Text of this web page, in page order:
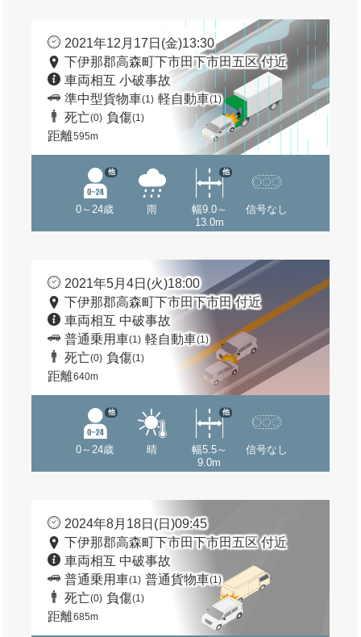
2021年12月17日(金)13:30
下伊那郡高森町下市田下市田五区 付近
車両相互 小破事故
準中型貨物車(1) 軽自動車(1)
死亡(0) 負傷(1)
距離595m
0～24歳
他
雨
幅9.0～
13.0m
他
信号なし
2021年5月4日(火)18:00
下伊那郡高森町下市田下市田 付近
車両相互 中破事故
普通乗用車(1) 軽自動車(1)
死亡(0) 負傷(1)
距離640m
0～24歳
他
晴
幅5.5～
9.0m
他
信号なし
2024年8月18日(日)09:45
下伊那郡高森町下市田下市田五区 付近
車両相互 中破事故
普通乗用車(1) 普通貨物車(1)
死亡(0) 負傷(1)
距離685m